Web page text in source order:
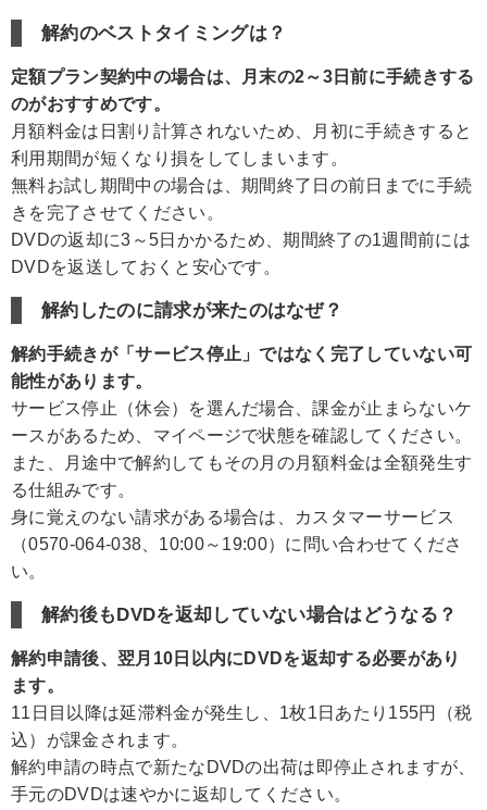
解約のベストタイミングは？
定額プラン契約中の場合は、月末の2～3日前に手続きする
のがおすすめです。
月額料金は日割り計算されないため、月初に手続きすると
利用期間が短くなり損をしてしまいます。
無料お試し期間中の場合は、期間終了日の前日までに手続
きを完了させてください。
DVDの返却に3～5日かかるため、期間終了の1週間前には
DVDを返送しておくと安心です。
解約したのに請求が来たのはなぜ？
解約手続きが「サービス停止」ではなく完了していない可
能性があります。
サービス停止（休会）を選んだ場合、課金が止まらないケ
ースがあるため、マイページで状態を確認してください。
また、月途中で解約してもその月の月額料金は全額発生す
る仕組みです。
身に覚えのない請求がある場合は、カスタマーサービス
（0570-064-038、10:00～19:00）に問い合わせてくださ
い。
解約後もDVDを返却していない場合はどうなる？
解約申請後、翌月10日以内にDVDを返却する必要があり
ます。
11日目以降は延滞料金が発生し、1枚1日あたり155円（税
込）が課金されます。
解約申請の時点で新たなDVDの出荷は即停止されますが、
手元のDVDは速やかに返却してください。